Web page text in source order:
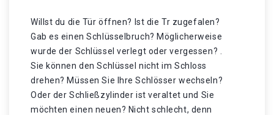
Willst du die Tür öffnen? Ist die Tr zugefalen?
Gab es einen Schlüsselbruch? Möglicherweise
wurde der Schlüssel verlegt oder vergessen? .
Sie können den Schlüssel nicht im Schloss
drehen? Müssen Sie Ihre Schlösser wechseln?
Oder der Schließzylinder ist veraltet und Sie
möchten einen neuen? Nicht schlecht, denn